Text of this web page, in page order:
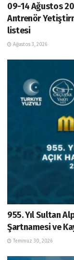
09-14 Ağustos
Antrenör
listesi
Ağustos 3, 2026
955. Yıl Sultan
Şartnamesi ve
Temmuz 30, 2026